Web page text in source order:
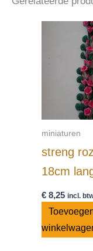
miniaturen
streng
18cm
€ 8,25 incl.